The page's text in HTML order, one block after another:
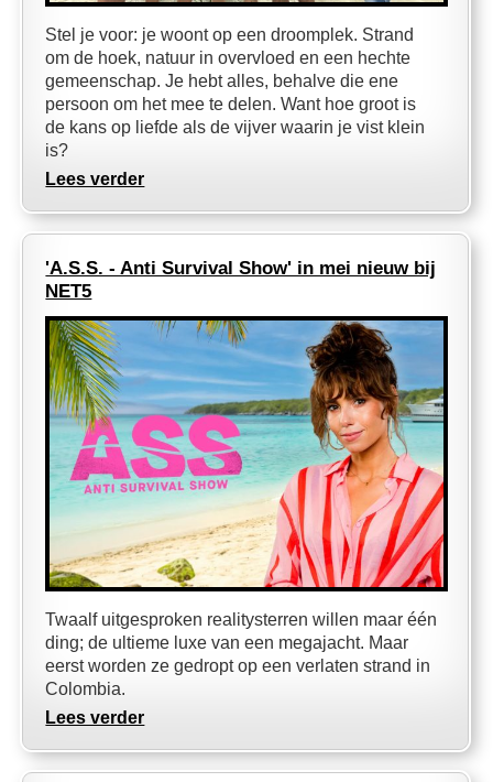
Stel je voor: je woont op een droomplek. Strand
om de hoek, natuur in overvloed en een hechte
gemeenschap. Je hebt alles, behalve die ene
persoon om het mee te delen. Want hoe groot is
de kans op liefde als de vijver waarin je vist klein
is?
Lees verder
'A.S.S. - Anti Survival Show' in mei nieuw bij
NET5
Twaalf uitgesproken realitysterren willen maar één
ding; de ultieme luxe van een megajacht. Maar
eerst worden ze gedropt op een verlaten strand in
Colombia.
Lees verder